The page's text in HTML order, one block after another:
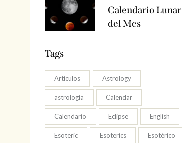
Calendario Lunar
del Mes
Tags
Articulos Astrology
astrología Calendar
Calendario Eclipse English
Esoteric Esoterics Esotérico